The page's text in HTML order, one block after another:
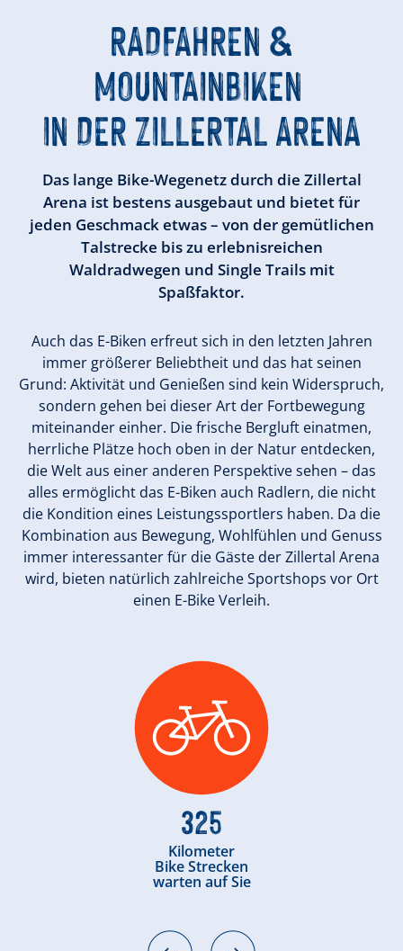
RADFAHREN &
MOUNTAINBIKEN
IN DER ZILLERTAL ARENA
Das lange Bike-Wegenetz durch die Zillertal
Arena ist bestens ausgebaut und bietet für
jeden Geschmack etwas – von der gemütlichen
Talstrecke bis zu erlebnisreichen
Waldradwegen und Single Trails mit
Spaßfaktor.
Auch das E-Biken erfreut sich in den letzten Jahren
immer größerer Beliebtheit und das hat seinen
Grund: Aktivität und Genießen sind kein Widerspruch,
sondern gehen bei dieser Art der Fortbewegung
miteinander einher. Die frische Bergluft einatmen,
herrliche Plätze hoch oben in der Natur entdecken,
die Welt aus einer anderen Perspektive sehen – das
alles ermöglicht das E-Biken auch Radlern, die nicht
die Kondition eines Leistungssportlers haben. Da die
Kombination aus Bewegung, Wohlfühlen und Genuss
immer interessanter für die Gäste der Zillertal Arena
wird, bieten natürlich zahlreiche Sportshops vor Ort
einen E-Bike Verleih.
325
Kilometer
Bike Strecken
warten auf Sie